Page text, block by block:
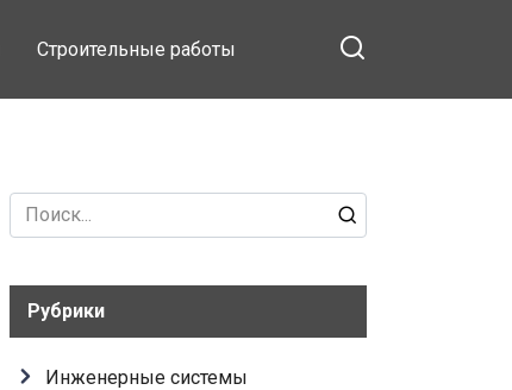
Строительные работы
Search
for:
Рубрики
Инженерные системы